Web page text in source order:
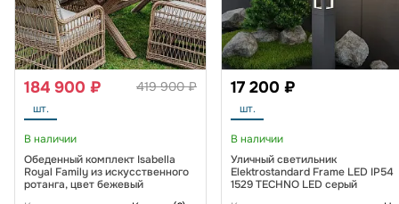
419 900 ₽
184 900 ₽
шт.
В наличии
Обеденный комплект Isabella
Royal Family из искусственного
ротанга, цвет бежевый
17 200 ₽
шт.
В наличии
Уличный светильник
Elektrostandard Frame LED IP54
1529 TECHNO LED серый